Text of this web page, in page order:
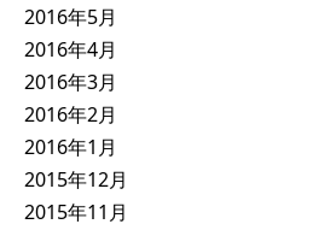
2016年5月
2016年4月
2016年3月
2016年2月
2016年1月
2015年12月
2015年11月